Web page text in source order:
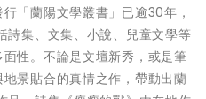
「蘭陽文學叢書」已逾30年，
集、文集、小說、兒童文學等
性。不論是文壇新秀，或是筆
景貼合的真情之作，帶動出蘭